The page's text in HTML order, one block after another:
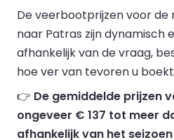
De veerbootprijzen voor de
naar Patras zijn dynamisch
afhankelijk van de vraag,
hoe ver van tevoren u
👉 De gemiddelde prijzen
ongeveer € 137 tot meer
afhankelijk van het